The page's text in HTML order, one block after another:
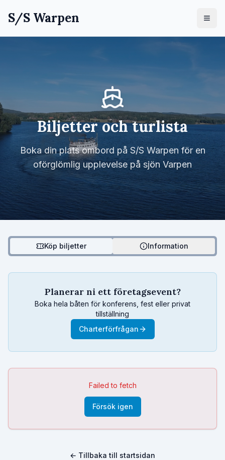
S/S Warpen
Biljetter och turlista
Boka din plats ombord på S/S Warpen för en
oförglömlig upplevelse på sjön Varpen
Köp biljetter Information
Planerar ni ett företagsevent?
Boka hela båten för konferens, fest eller privat
tillställning
Charterförfrågan
Failed to fetch
Försök igen
← Tillbaka till startsidan